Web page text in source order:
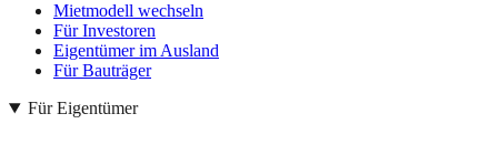
Mietmodell wechseln
Für Investoren
Eigentümer im Ausland
Für Bauträger
Für Eigentümer